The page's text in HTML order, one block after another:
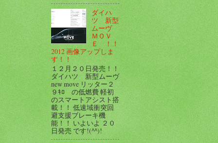
ダイハ
ツ 新型
ムーヴ
ＭＯＶ
Ｅ ！！
2012 画像アップしま
す！！
１２月２０日発売！！
ダイハツ 新型ムーヴ
new move リッター２
９ｷﾛ の低燃費 軽初
のスマートアシスト搭
載！！ 低速域衝突回
避支援ブレーキ機
能！！ いよいよ ２０
日発売 です!(^^)!